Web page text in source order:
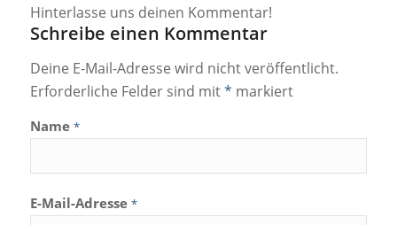
Hinterlasse uns deinen Kommentar!
Schreibe einen Kommentar
Deine E-Mail-Adresse wird nicht veröffentlicht.
Erforderliche Felder sind mit* markiert
Name *
E-Mail-Adresse *